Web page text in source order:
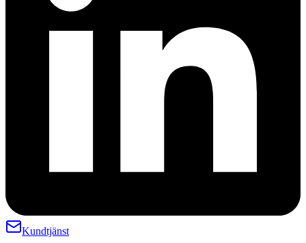
Kundtjänst